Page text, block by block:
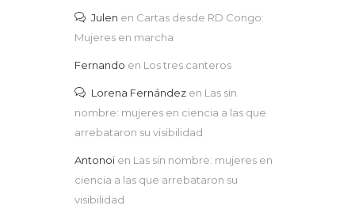
Julen en Cartas desde RD Congo:
Mujeres en marcha
Fernando en Los tres canteros
Lorena Fernández en Las sin
nombre: mujeres en ciencia a las que
arrebataron su visibilidad
Antonoi en Las sin nombre: mujeres en
ciencia a las que arrebataron su
visibilidad